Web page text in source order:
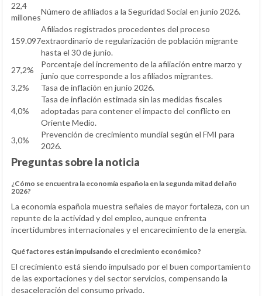
22,4
millones
Número de afiliados a la Seguridad Social en junio 2026.
159.097
Afiliados registrados procedentes del proceso
extraordinario de regularización de población migrante
hasta el 30 de junio.
27,2%
Porcentaje del incremento de la afiliación entre marzo y
junio que corresponde a los afiliados migrantes.
3,2%
Tasa de inflación en junio 2026.
4,0%
Tasa de inflación estimada sin las medidas fiscales
adoptadas para contener el impacto del conflicto en
Oriente Medio.
3,0%
Prevención de crecimiento mundial según el FMI para
2026.
Preguntas sobre la noticia
¿Cómo se encuentra la economía española en la segunda mitad del año
2026?
La economía española muestra señales de mayor fortaleza, con un
repunte de la actividad y del empleo, aunque enfrenta
incertidumbres internacionales y el encarecimiento de la energía.
Qué factores están impulsando el crecimiento económico?
El crecimiento está siendo impulsado por el buen comportamiento
de las exportaciones y del sector servicios, compensando la
desaceleración del consumo privado.